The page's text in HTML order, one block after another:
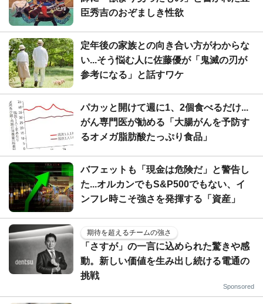
臣秀吉のおぞましき性欲
定年後の家族との向き合い方がわからな
い...そう悩む人に佐藤優が「鬼滅の刃が
参考になる」と話すワケ
パカッと開けて週に1、2個食べるだけ...
がん専門医が勧める「大腸がんを予防す
るオメガ脂肪酸たっぷり食品」
バフェットも「現金は危険だ」と警告し
た...オルカンでもS&P500でもない、イ
ンフレ時こそ強さを発揮する「資産」
期待を超えるチームの強さ
「さすが」の一言に込められた驚きや感
動。新しい価値を生み出し続ける電通の
挑戦
Sponsored